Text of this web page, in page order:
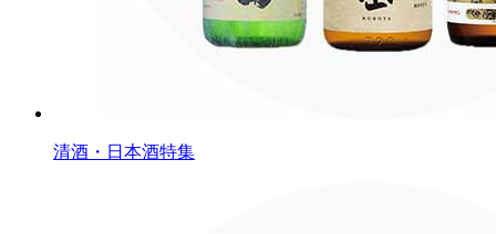
清酒・日本酒特集